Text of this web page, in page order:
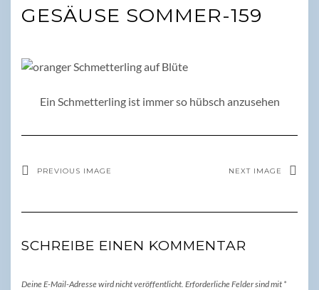
GESÄUSE SOMMER-159
Ein Schmetterling ist immer so hübsch anzusehen
PREVIOUS IMAGE NEXT IMAGE
SCHREIBE EINEN KOMMENTAR
Deine E-Mail-Adresse wird nicht veröffentlicht. Erforderliche Felder sind mit *